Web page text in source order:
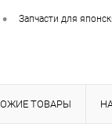
• Запчасти для
ТОВАРЫ